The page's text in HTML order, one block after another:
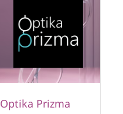
Optika Prizma